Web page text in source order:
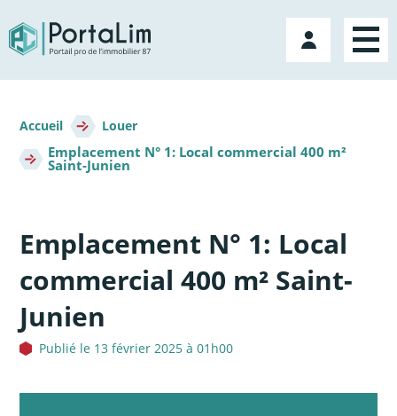
directement
au
contenu
Mon
compte
d'Ariane
Accueil Louer
Emplacement N° 1: Local commercial 400 m²
Saint-Junien
Emplacement N° 1: Local
commercial 400 m² Saint-
Junien
Publié le 13 février 2025 à 01h00